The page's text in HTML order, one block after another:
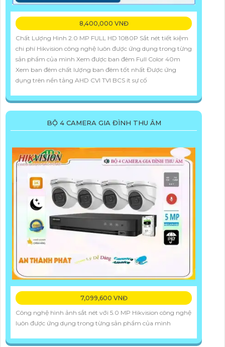
8,400,000 VNĐ
Chất Lượng Hình 2.0 MP FULL HD 1080P Sắt nét tiết kiệm
chi phí Hikvision công nghệ luôn được ứng dụng trong từng
sản phẩm của mình Xem được ban đêm Full Color 40m
Xem ban đêm chất lượng ban đêm tốt nhất Được ứng
dụng trên nền tảng AHD CVI TVI BCS ít sự cố
BỘ 4 CAMERA GIA ĐÌNH THU ÂM
7,099,600 VNĐ
Công nghệ hình ảnh sắt nét với 5.0 MP Hikvision công nghệ
luôn được ứng dụng trong từng sản phẩm của mình